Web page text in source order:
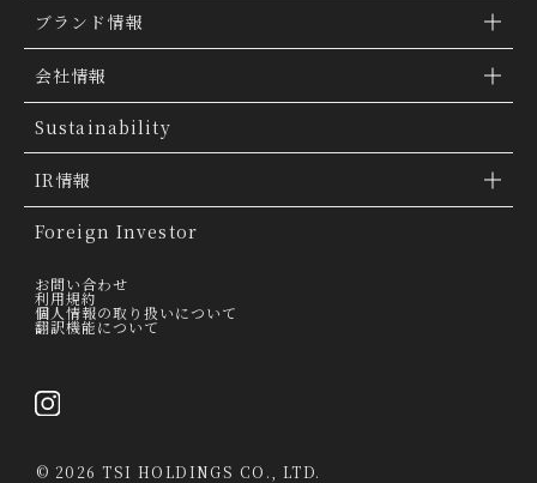
ブランド情報
ブランド検索
ブランドトピックス
「ファッションの力を信じよう」
THE MOVIE
会社情報
TSI トピックス
会社概要
会社沿革
グループ会社
経営理念
採用情報
Sustainability
IR情報
IR情報
IR トピックス
IRライブラリー
決算説明会資料
Foreign Investor
お問い合わせ
利用規約
個人情報の取り扱いについて
翻訳機能について
© 2026 TSI HOLDINGS CO., LTD.